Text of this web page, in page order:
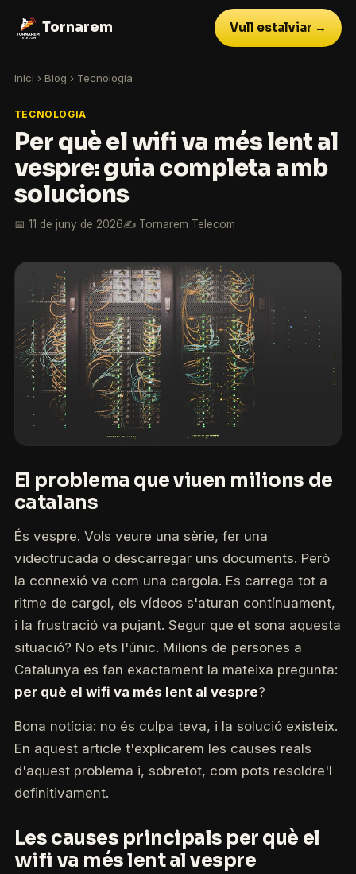
Tornarem Vull estalviar →
Inici › Blog › Tecnologia
TECNOLOGIA
Per què el wifi va més lent al
vespre: guia completa amb
solucions
📅 11 de juny de 2026✍️ Tornarem Telecom
El problema que viuen milions de
catalans
És vespre. Vols veure una sèrie, fer una
videotrucada o descarregar uns documents. Però
la connexió va com una cargola. Es carrega tot a
ritme de cargol, els vídeos s'aturan contínuament,
i la frustració va pujant. Segur que et sona aquesta
situació? No ets l'únic. Milions de persones a
Catalunya es fan exactament la mateixa pregunta:
per què el wifi va més lent al vespre?
Bona notícia: no és culpa teva, i la solució existeix.
En aquest article t'explicarem les causes reals
d'aquest problema i, sobretot, com pots resoldre'l
definitivament.
Les causes principals per què el
wifi va més lent al vespre